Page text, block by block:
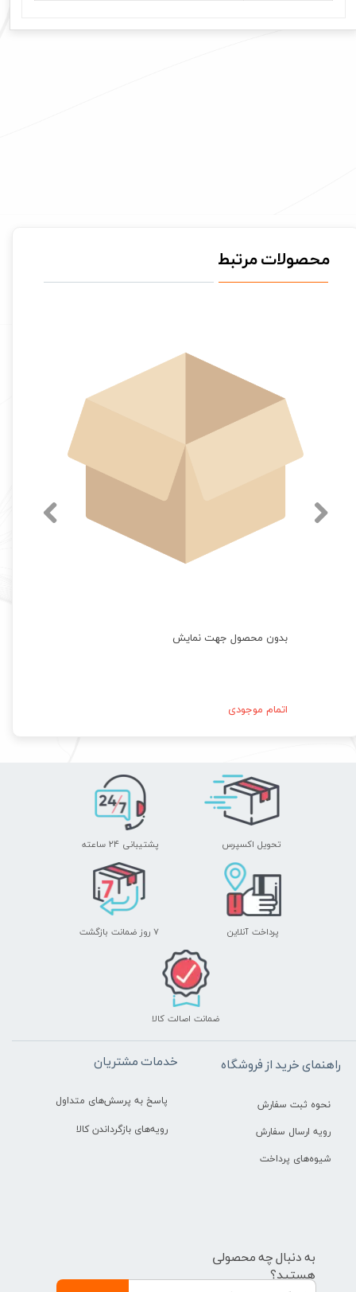
محصولات مرتبط
بدون محصول جهت نمایش
اتمام موجودی
تحویل اکسپرس پشتیبانی ۲۴ ساعته
پرداخت آنلاین ۷ روز ضمانت بازگشت
ضمانت اصالت کالا
راهنمای خرید از فروشگاه
نحوه ثبت سفارش
رویه ارسال سفارش
شیوه‌های پرداخت
خدمات مشتریان
پاسخ به پرسش‌های متداول
رویه‌های بازگرداندن کالا
به دنبال چه محصولی
هستید؟